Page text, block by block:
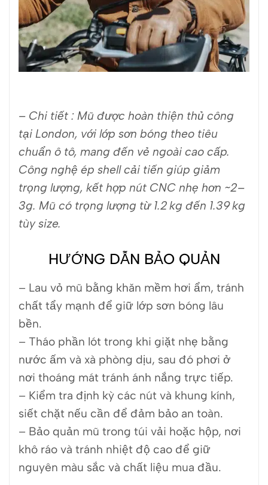
– Chi tiết : Mũ được hoàn thiện thủ công
tại London, với lớp sơn bóng theo tiêu
chuẩn ô tô, mang đến vẻ ngoài cao cấp.
Công nghệ ép shell cải tiến giúp giảm
trọng lượng, kết hợp nút CNC nhẹ hơn ~2–
3g. Mũ có trọng lượng từ 1.2 kg đến 1.39 kg
tùy size.
HƯỚNG DẪN BẢO QUẢN
– Lau vỏ mũ bằng khăn mềm hơi ẩm, tránh
chất tẩy mạnh để giữ lớp sơn bóng lâu
bền.
– Tháo phần lót trong khi giặt nhẹ bằng
nước ấm và xà phòng dịu, sau đó phơi ở
nơi thoáng mát tránh ánh nắng trực tiếp.
– Kiểm tra định kỳ các nút và khung kính,
siết chặt nếu cần để đảm bảo an toàn.
– Bảo quản mũ trong túi vải hoặc hộp, nơi
khô ráo và tránh nhiệt độ cao để giữ
nguyên màu sắc và chất liệu mua đầu.